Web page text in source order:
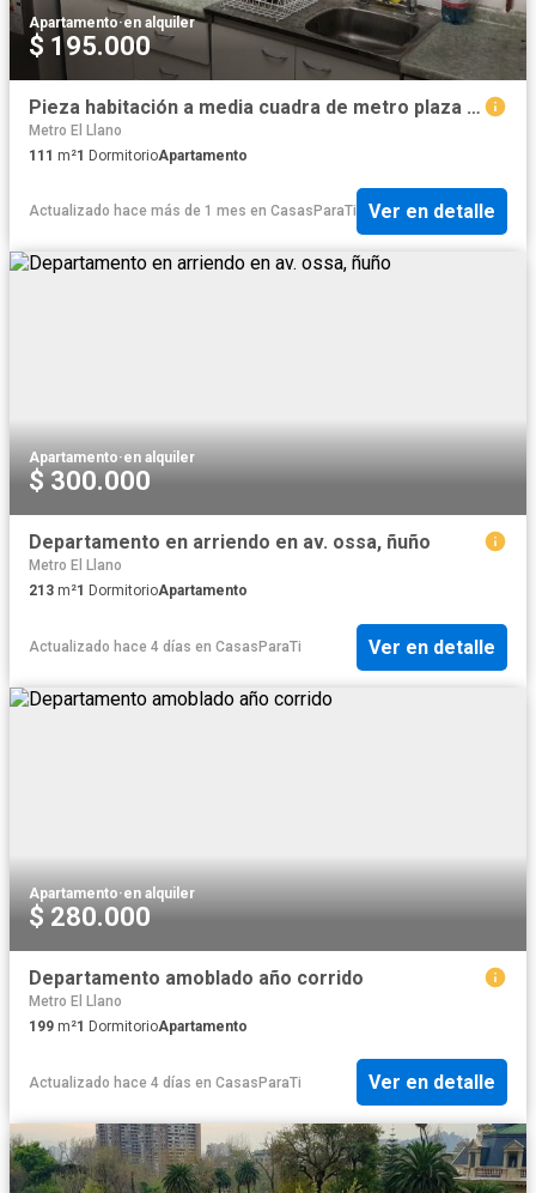
Apartamento·en alquiler
$ 195.000
Pieza habitación a media cuadra de metro plaza de armas
Metro El Llano
111 m²1 DormitorioApartamento
Actualizado hace más de 1 mes en CasasParaTi Ver en detalle
Apartamento·en alquiler
$ 300.000
Departamento en arriendo en av. ossa, ñuño
Metro El Llano
213 m²1 DormitorioApartamento
Actualizado hace 4 días en CasasParaTi Ver en detalle
Apartamento·en alquiler
$ 280.000
Departamento amoblado año corrido
Metro El Llano
199 m²1 DormitorioApartamento
Actualizado hace 4 días en CasasParaTi Ver en detalle